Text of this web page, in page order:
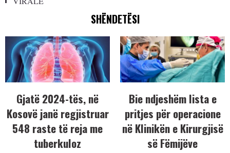
SHËNDETËSI
Gjatë 2024-tës, në
Kosovë janë regjistruar
548 raste të reja me
tuberkuloz
Bie ndjeshëm lista e
pritjes për operacione
në Klinikën e Kirurgjisë
së Fëmijëve